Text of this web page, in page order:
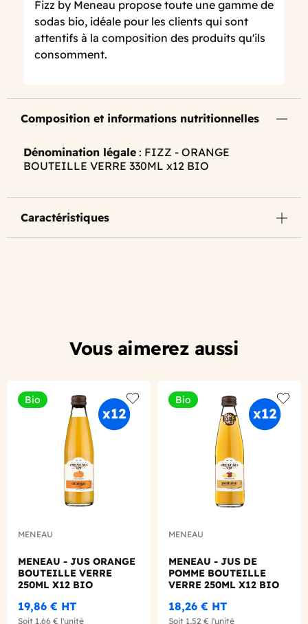
Fizz by Meneau propose toute une gamme de
sodas bio, idéale pour les clients qui sont
attentifs à la composition des produits qu'ils
consomment.
Composition et informations nutritionnelles
Dénomination légale : FIZZ - ORANGE
BOUTEILLE VERRE 330ML x12 BIO
Caractéristiques
Vous aimerez aussi
Bio
Add to wishlist
MENEAU
MENEAU - JUS ORANGE
BOUTEILLE VERRE
250ML X12 BIO
19,86 € HT
Soit 1,66 € l'unité
Bio
Add
MENEAU
MENEAU - JUS DE
POMME BOUTEILLE
VERRE 250ML X12 BIO
18,26 € HT
Soit 1,52 € l'unité